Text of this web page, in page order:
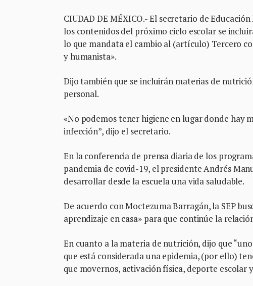
CIUDAD DE MÉXICO.- El secretario de
los contenidos del próximo ciclo escolar se
lo que mandata el cambio al (artículo) Tercero
y humanista».
Dijo también que se incluirán materias de
personal.
«No podemos tener higiene en lugar donde hay
infección”, dijo el secretario.
En la conferencia de prensa diaria de los
pandemia de covid-19, el presidente Andrés
desarrollar desde la escuela una vida saludable.
De acuerdo con Moctezuma Barragán, la SEP
aprendizaje en casa» para que continúe la
En cuanto a la materia de nutrición, dijo que
que está considerada una epidemia, (por ello)
que movernos, activación física, deporte escolar